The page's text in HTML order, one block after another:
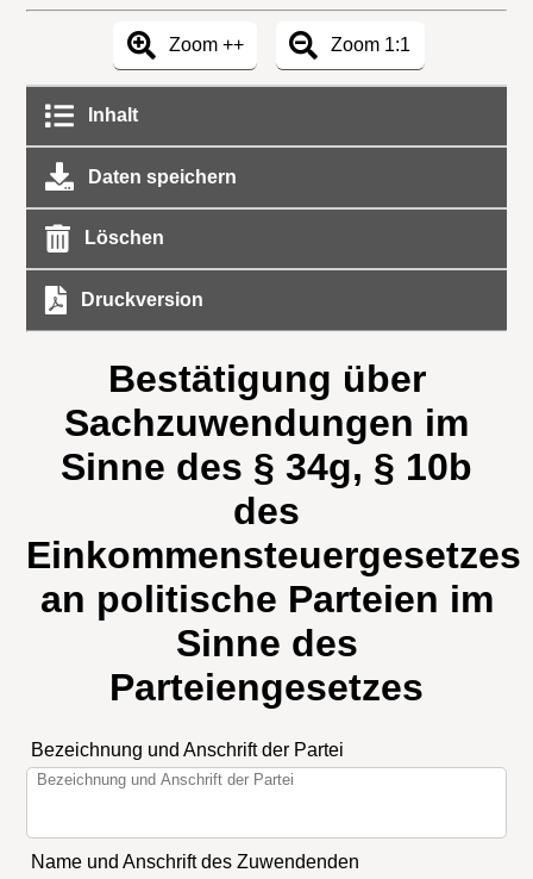
Zoom ++ Zoom 1:1
Inhalt
Daten speichern
Löschen
Druckversion
Bestätigung über
Sachzuwendungen im
Sinne des § 34g, § 10b
des
Einkommensteuergesetzes
an politische Parteien im
Sinne des
Parteiengesetzes
Bezeichnung und Anschrift der Partei
Name und Anschrift des Zuwendenden